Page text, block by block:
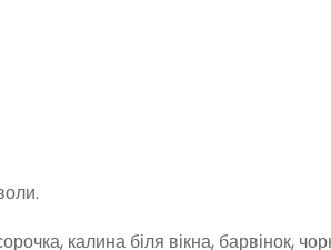
калина біля вікна, барвінок,